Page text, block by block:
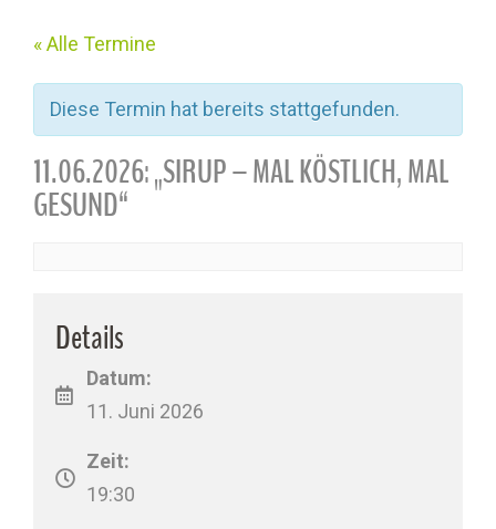
« Alle Termine
Diese Termin hat bereits stattgefunden.
11.06.2026: „SIRUP – MAL KÖSTLICH, MAL
GESUND“
Details
Datum:
11. Juni 2026
Zeit:
19:30